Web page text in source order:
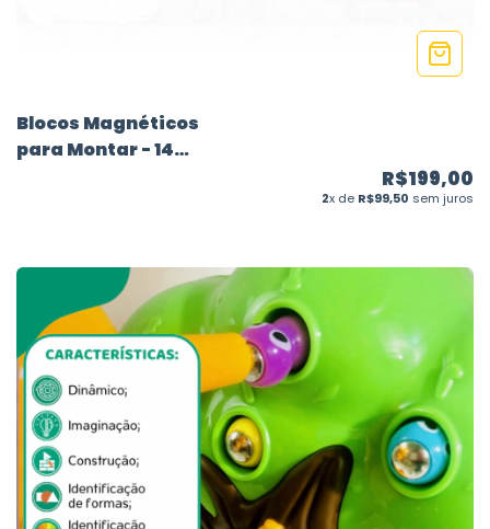
Blocos Magnéticos
para Montar - 14
R$199,00
2x de R$99,50 sem juros